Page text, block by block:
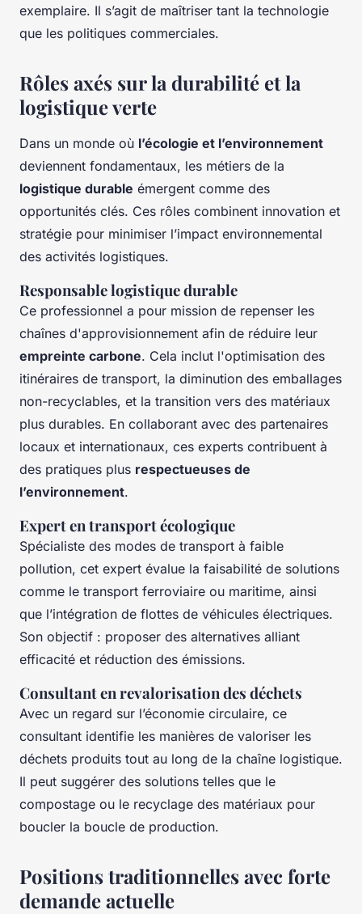
exemplaire. Il s’agit de maîtriser tant la technologie
que les politiques commerciales.
Rôles axés sur la durabilité et la
logistique verte
Dans un monde où l’écologie et l’environnement
deviennent fondamentaux, les métiers de la
logistique durable émergent comme des
opportunités clés. Ces rôles combinent innovation et
stratégie pour minimiser l’impact environnemental
des activités logistiques.
Responsable logistique durable
Ce professionnel a pour mission de repenser les
chaînes d'approvisionnement afin de réduire leur
empreinte carbone. Cela inclut l'optimisation des
itinéraires de transport, la diminution des emballages
non-recyclables, et la transition vers des matériaux
plus durables. En collaborant avec des partenaires
locaux et internationaux, ces experts contribuent à
des pratiques plus respectueuses de
l’environnement.
Expert en transport écologique
Spécialiste des modes de transport à faible
pollution, cet expert évalue la faisabilité de solutions
comme le transport ferroviaire ou maritime, ainsi
que l’intégration de flottes de véhicules électriques.
Son objectif : proposer des alternatives alliant
efficacité et réduction des émissions.
Consultant en revalorisation des déchets
Avec un regard sur l’économie circulaire, ce
consultant identifie les manières de valoriser les
déchets produits tout au long de la chaîne logistique.
Il peut suggérer des solutions telles que le
compostage ou le recyclage des matériaux pour
boucler la boucle de production.
Positions traditionnelles avec forte
demande actuelle